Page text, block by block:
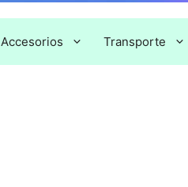
Accesorios Transporte